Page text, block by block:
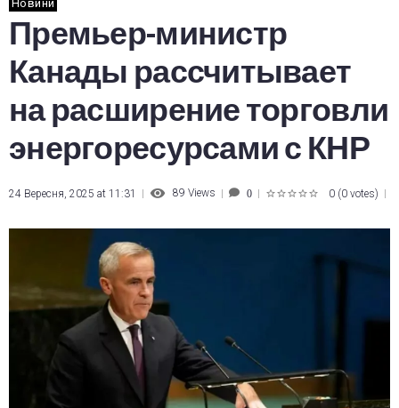
Новини
Премьер-министр
Канады рассчитывает
на расширение торговли
энергоресурсами с КНР
24 Вересня, 2025 at 11:31 89 Views 0 0 (0 votes)